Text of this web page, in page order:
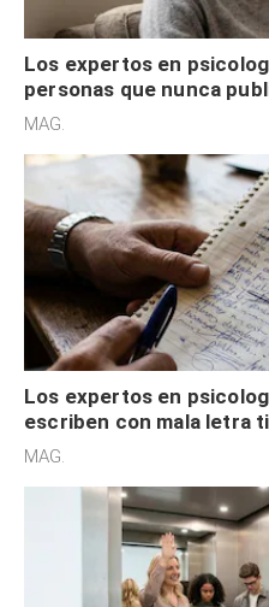
Los expertos en
personas que nunca
redes sociales no
MAG.
Los expertos en
escriben con mala letra
acelerado y no lo hacen
MAG.